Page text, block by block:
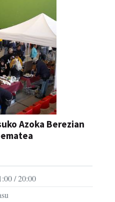
Azoka Berezian
/ 20:00